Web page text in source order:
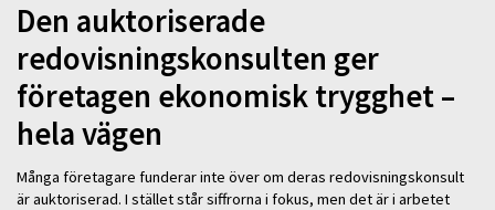
Den auktoriserade
redovisningskonsulten ger
företagen ekonomisk trygghet –
hela vägen
Många företagare funderar inte över om deras redovisningskonsult
är auktoriserad. I stället står siffrorna i fokus, men det är i arbetet